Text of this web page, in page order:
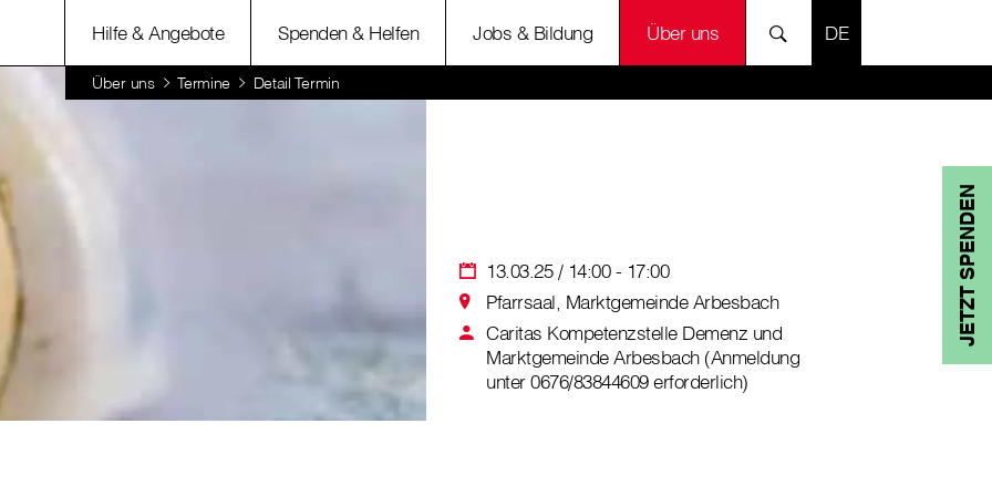
Hilfe & Angebote Spenden & Helfen Jobs & Bildung Über uns SPRACHE
Über uns Termine Detail Termin
JETZT SPENDEN
13.03.25 / 14:00 - 17:00
Pfarrsaal, Marktgemeinde Arbesbach
Caritas Kompetenzstelle Demenz und
Marktgemeinde Arbesbach (Anmeldung
unter 0676/83844609 erforderlich)